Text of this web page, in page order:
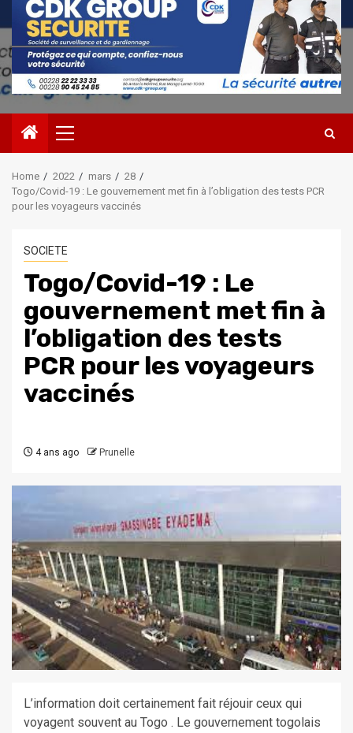
Primary
Menu
Home 2022 mars
28
Togo/Covid-19 : Le gouvernement met fin à l’obligation des tests PCR
pour les voyageurs vaccinés
SOCIETE
Togo/Covid-19 : Le
gouvernement met fin à
l’obligation des tests
PCR pour les voyageurs
vaccinés
4 ans ago Prunelle
L’information doit certainement fait réjouir ceux qui
voyagent souvent au Togo . Le gouvernement togolais